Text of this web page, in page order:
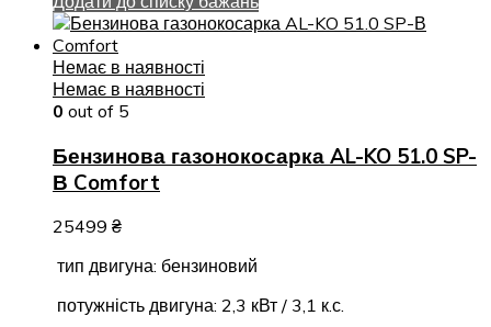
Немає в наявності
Немає в наявності
0 out of 5
Бензинова газонокосарка AL-KO 51.0 SP-
В Comfort
25499 ₴
тип двигуна: бензиновий
потужність двигуна: 2,3 кВт / 3,1 к.с.